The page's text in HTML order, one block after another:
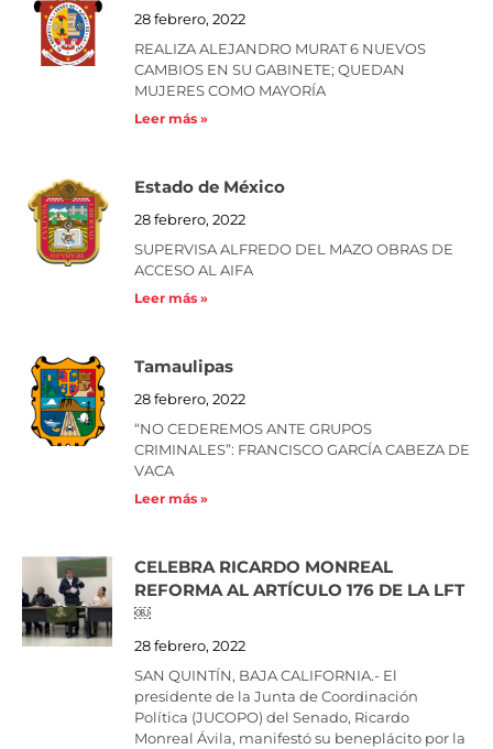
28 febrero, 2022
REALIZA ALEJANDRO MURAT 6 NUEVOS
CAMBIOS EN SU GABINETE; QUEDAN
MUJERES COMO MAYORÍA
Leer más »
Estado de México
28 febrero, 2022
SUPERVISA ALFREDO DEL MAZO OBRAS DE
ACCESO AL AIFA
Leer más »
Tamaulipas
28 febrero, 2022
“NO CEDEREMOS ANTE GRUPOS
CRIMINALES”: FRANCISCO GARCÍA CABEZA DE
VACA
Leer más »
CELEBRA RICARDO MONREAL
REFORMA AL ARTÍCULO 176 DE LA LFT
￼
28 febrero, 2022
SAN QUINTÍN, BAJA CALIFORNIA.- El
presidente de la Junta de Coordinación
Política (JUCOPO) del Senado, Ricardo
Monreal Ávila, manifestó su beneplácito por la